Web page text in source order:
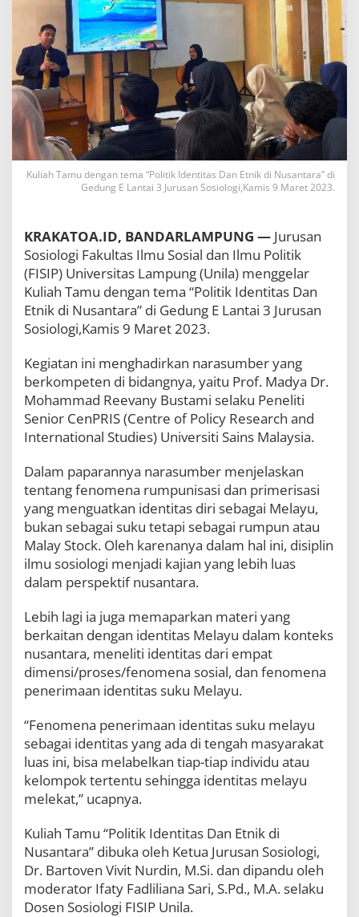
o
I
P
U
l
a
H
i
r
k
a
n
P
l
i
t
S
e
i
C
e
n
P
R
U
M
Kuliah Tamu dengan tema “Politik Identitas Dan Etnik di Nusantara” di
Gedung E Lantai 3 Jurusan Sosiologi,Kamis 9 Maret 2023.
KRAKATOA.ID, BANDARLAMPUNG — Jurusan
Sosiologi Fakultas Ilmu Sosial dan Ilmu Politik
(FISIP) Universitas Lampung (Unila) menggelar
Kuliah Tamu dengan tema “Politik Identitas Dan
Etnik di Nusantara” di Gedung E Lantai 3 Jurusan
Sosiologi,Kamis 9 Maret 2023.
Kegiatan ini menghadirkan narasumber yang
berkompeten di bidangnya, yaitu Prof. Madya Dr.
Mohammad Reevany Bustami selaku Peneliti
Senior CenPRIS (Centre of Policy Research and
International Studies) Universiti Sains Malaysia.
Dalam paparannya narasumber menjelaskan
tentang fenomena rumpunisasi dan primerisasi
yang menguatkan identitas diri sebagai Melayu,
bukan sebagai suku tetapi sebagai rumpun atau
Malay Stock. Oleh karenanya dalam hal ini, disiplin
ilmu sosiologi menjadi kajian yang lebih luas
dalam perspektif nusantara.
Lebih lagi ia juga memaparkan materi yang
berkaitan dengan identitas Melayu dalam konteks
nusantara, meneliti identitas dari empat
dimensi/proses/fenomena sosial, dan fenomena
penerimaan identitas suku Melayu.
“Fenomena penerimaan identitas suku melayu
sebagai identitas yang ada di tengah masyarakat
luas ini, bisa melabelkan tiap-tiap individu atau
kelompok tertentu sehingga identitas melayu
melekat,” ucapnya.
Kuliah Tamu “Politik Identitas Dan Etnik di
Nusantara” dibuka oleh Ketua Jurusan Sosiologi,
Dr. Bartoven Vivit Nurdin, M.Si. dan dipandu oleh
moderator Ifaty Fadliliana Sari, S.Pd., M.A. selaku
Dosen Sosiologi FISIP Unila.